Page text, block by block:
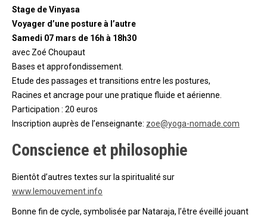
Stage de Vinyasa
Voyager d’une posture à l’autre
Samedi 07 mars de 16h à 18h30
avec Zoé Choupaut
Bases et approfondissement.
Etude des passages et transitions entre les postures,
Racines et ancrage pour une pratique fluide et aérienne.
Participation : 20 euros
Inscription auprès de l’enseignante: zoe@yoga-nomade.com
Conscience et philosophie
Bientôt d’autres textes sur la spiritualité sur
www.lemouvement.info
Bonne fin de cycle, symbolisée par Nataraja, l’être éveillé jouant